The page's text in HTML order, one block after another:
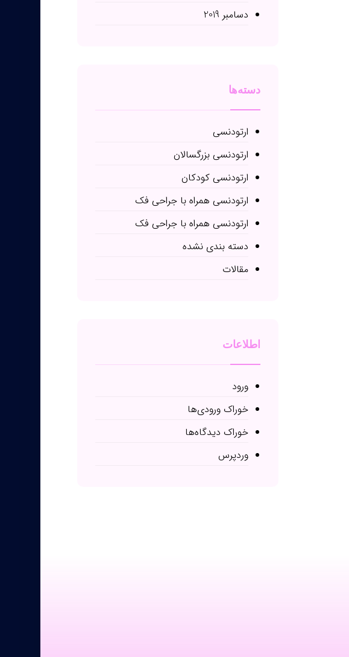
دسامبر 2019
دسته‌ها
ارتودنسی
ارتودنسی بزرگسالان
ارتودنسی کودکان
ارتودنسی همراه با جراحی فک
ارتودنسی همراه با جراحی فک
دسته بندی نشده
مقالات
اطلاعات
ورود
خوراک ورودی‌ها
خوراک دیدگاه‌ها
وردپرس